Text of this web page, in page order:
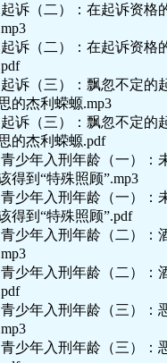
起诉（二）：在起诉资格
起诉（二）：在起诉资格
诉（三）：飘忽不定的
的杰利蝾螈.mp3
诉（三）：飘忽不定的
的杰利蝾螈.pdf
青少年入刑年龄（一）：
得到“特殊照顾”.mp3
青少年入刑年龄（一）：
得到“特殊照顾”.pdf
青少年入刑年龄（二）：
青少年入刑年龄（二）：
青少年入刑年龄（三）：
青少年入刑年龄（三）：